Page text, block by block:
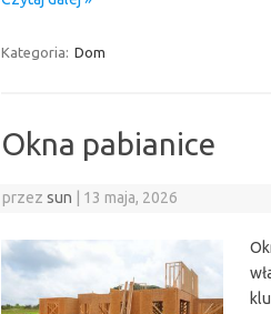
Kategoria: Dom
Okna pabianice
przezsun 13 maja, 2026